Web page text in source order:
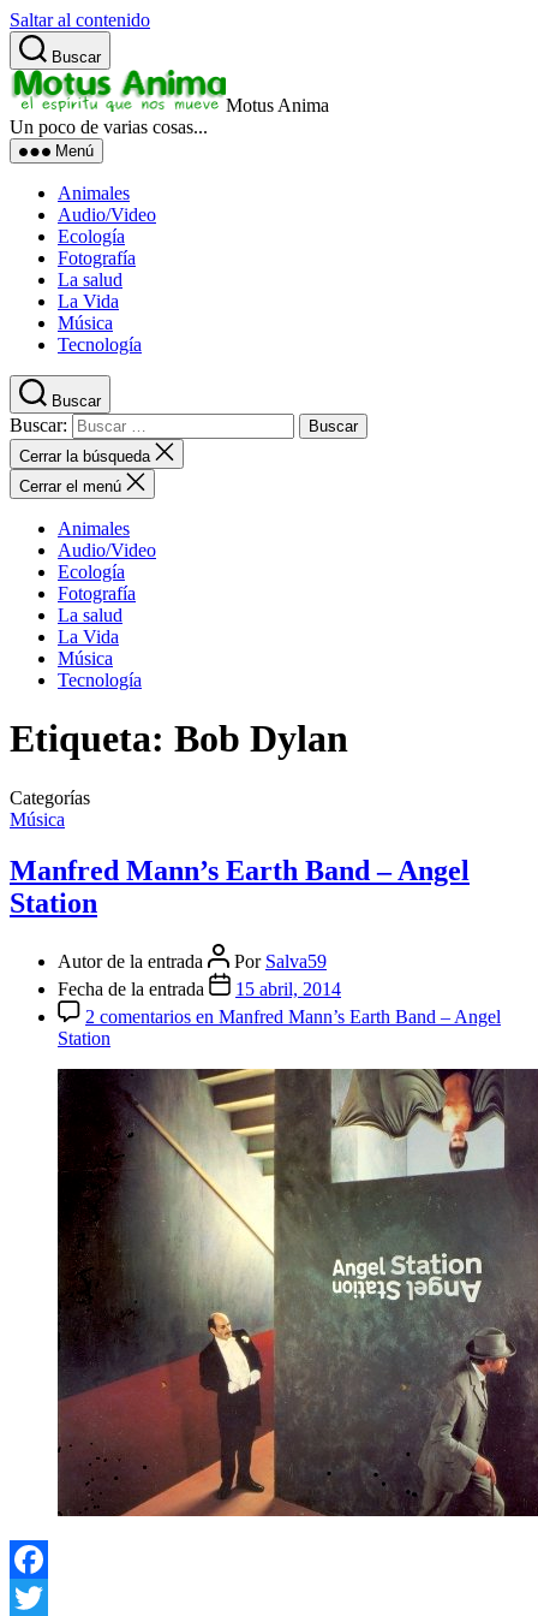
Saltar al contenido
Buscar
Motus Anima
Un poco de varias cosas...
Menú
Animales
Audio/Video
Ecología
Fotografía
La salud
La Vida
Música
Tecnología
Buscar
Buscar:
Cerrar la búsqueda
Cerrar el menú
Animales
Audio/Video
Ecología
Fotografía
La salud
La Vida
Música
Tecnología
Etiqueta: Bob Dylan
Categorías
Música
Manfred Mann’s Earth Band – Angel
Station
Autor de la entrada Por Salva59
Fecha de la entrada
15 abril, 2014
2 comentarios en Manfred Mann’s Earth Band – Angel
Station
Facebook